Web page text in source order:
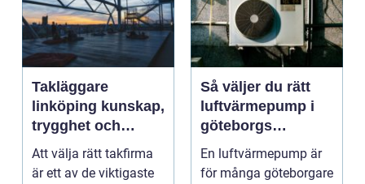
Takläggare
linköping kunskap,
trygghet och
hållbara tak
Att välja rätt takfirma
är ett av de viktigaste
Så väljer du rätt
luftvärmepump i
göteborgs
kustklimat
En luftvärmepump är
för många göteborgare